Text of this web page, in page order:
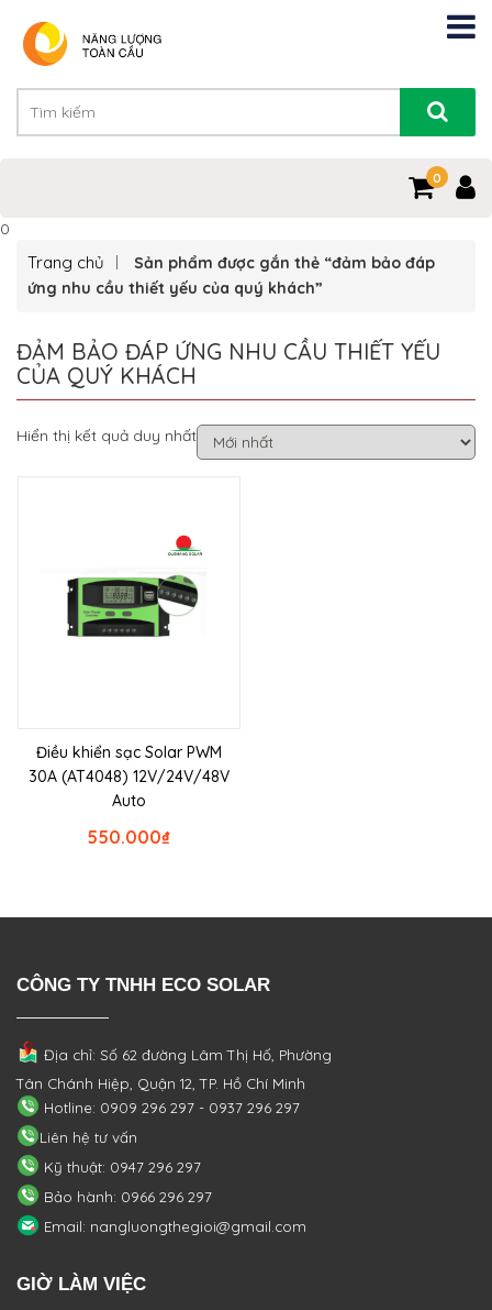
0
0
Trang chủ
Sản phẩm được gắn thẻ “đảm bảo đáp
ứng nhu cầu thiết yếu của quý khách”
ĐẢM BẢO ĐÁP ỨNG NHU CẦU THIẾT YẾU
CỦA QUÝ KHÁCH
Hiển thị kết quả duy nhất
Điều khiển sạc Solar PWM
30A (AT4048) 12V/24V/48V
Auto
₫
550.000
CÔNG TY TNHH ECO SOLAR
Địa chỉ: Số 62 đường Lâm Thị Hố, Phường
Tân Chánh Hiệp, Quận 12, TP. Hồ Chí Minh
Hotline: 0909 296 297 - 0937 296 297
Liên hệ tư vấn
Kỹ thuật: 0947 296 297
Bảo hành: 0966 296 297
Email: nangluongthegioi@gmail.com
GIỜ LÀM VIỆC